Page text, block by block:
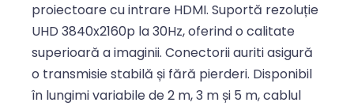
proiectoare cu intrare HDMI. Suportă rezoluție
UHD 3840x2160p la 30Hz, oferind o calitate
superioară a imaginii. Conectorii auriti asigură
o transmisie stabilă și fără pierderi. Disponibil
în lungimi variabile de 2 m, 3 m și 5 m, cablul